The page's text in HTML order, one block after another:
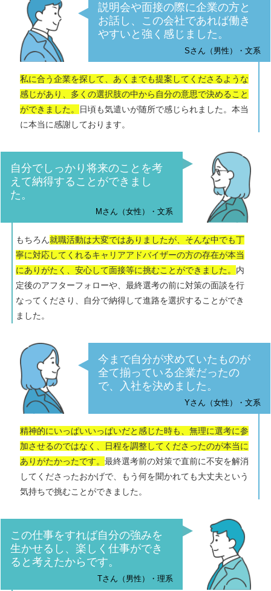
説明会や面接の際に企業の方と
お話し、この会社であれば働き
やすいと強く感じました。
Sさん（男性）・文系
私に合う企業を探して、あくまでも提案してくださるような
感じがあり、多くの選択肢の中から自分の意思で決めること
ができました。
日頃も気遣いが随所で感じられました。本当
に本当に感謝しております。
自分でしっかり将来のことを考
えて納得することができまし
た。
Mさん（女性）・文系
もちろん就職活動は大変ではありましたが、そんな中でも丁
寧に対応してくれるキャリアアドバイザーの方の存在が本当
にありがたく、安心して面接等に挑むことができました。 内
定後のアフターフォローや、最終選考の前に対策の面談を行
なってくださり、自分で納得して進路を選択することができ
ました。
今まで自分が求めていたものが
全て揃っている企業だったの
で、入社を決めました。
Yさん（女性）・文系
精神的にいっぱいいっぱいだと感じた時も、無理に選考に参
加させるのではなく、日程を調整してくださったのが本当に
ありがたかったです。 最終選考前の対策で直前に不安を解消
してくださったおかげで、もう何を聞かれても大丈夫という
気持ちで挑むことができました。
この仕事をすれば自分の強みを
生かせるし、楽しく仕事ができ
ると考えたからです。
Tさん（男性）・理系